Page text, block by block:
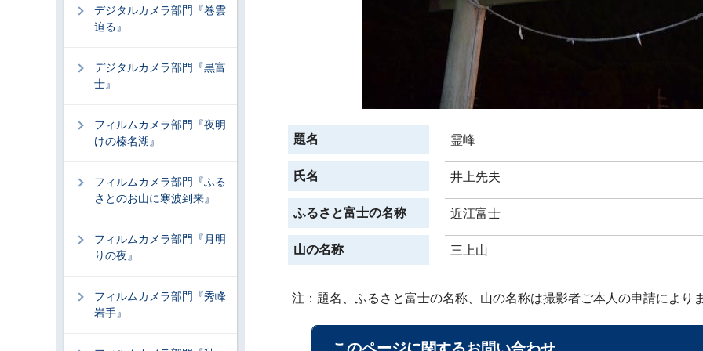
題名 霊峰
氏名 井上先夫
ふるさと富士の名称 近江富士
山の名称 三上山
注：題名、ふるさと富士の名称、山の名称は撮影者ご本人の申請により
デジタルカメラ部門『巻雲
迫る』
デジタルカメラ部門『黒富
士』
フィルムカメラ部門『夜明
けの榛名湖』
フィルムカメラ部門『ふる
さとのお山に寒波到来』
フィルムカメラ部門『月明
りの夜』
フィルムカメラ部門『秀峰
岩手』